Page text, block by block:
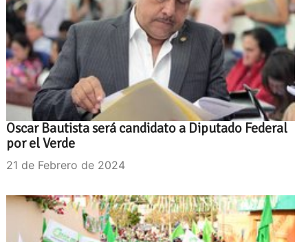
Oscar Bautista será candidato a Diputado Federal
por el Verde
21 de Febrero de 2024